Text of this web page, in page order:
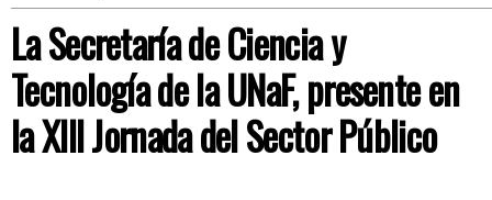
La Secretaría de Ciencia y
Tecnología de la UNaF, presente en
la XIII Jornada del Sector Público